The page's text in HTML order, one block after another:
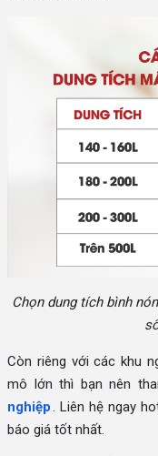
Chọn dung tích bình
Còn riêng với các khu
mô lớn thì bạn nên
nghiệp. Liên hệ ngay
báo giá tốt nhất.